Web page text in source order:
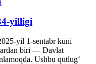
yilligi
yil 1-sentabr kuni
biri — Davlat
Ushbu qutlug‘